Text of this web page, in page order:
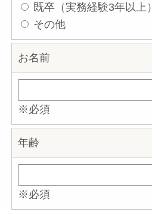
既卒（実務経験3年以上）
その他
お名前
※必須
年齢
※必須